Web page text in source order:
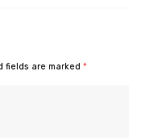
fields are marked *